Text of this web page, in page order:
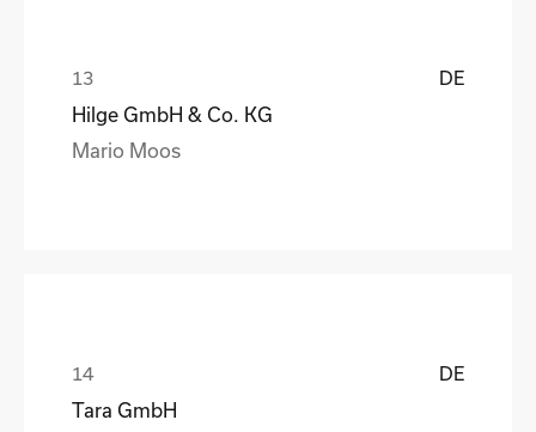
DE
Hilge GmbH & Co. KG
Mario Moos
DE
Tara GmbH